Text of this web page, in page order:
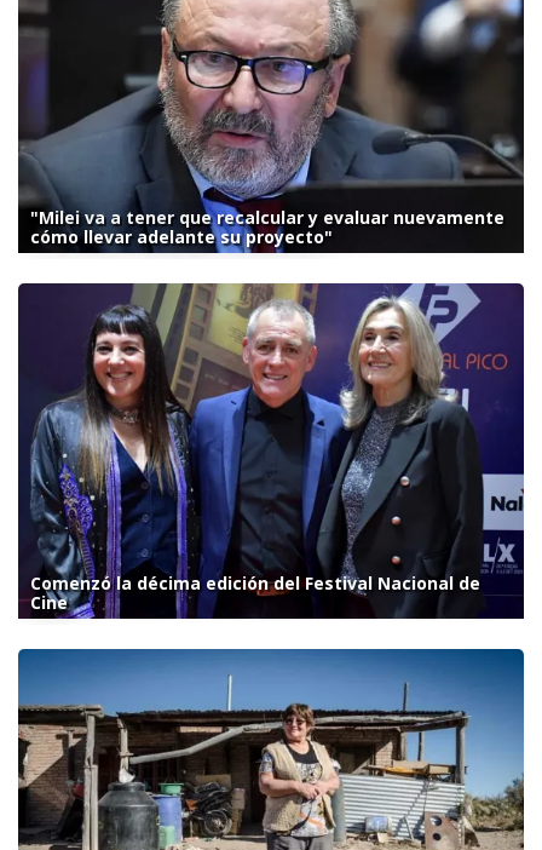
"Milei va a tener que recalcular y evaluar nuevamente
cómo llevar adelante su proyecto"
Comenzó la décima edición del Festival Nacional de
Cine